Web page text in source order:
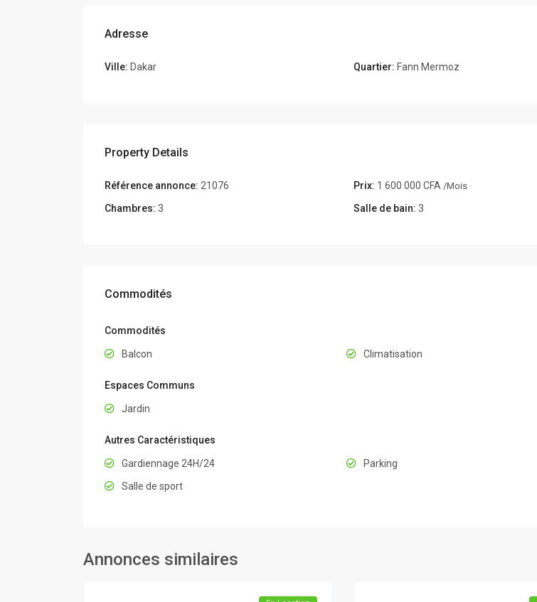
Adresse
Ville: Dakar Quartier: Fann Mermoz
Property Details
Référence annonce: 21076 Prix: 1 600 000 CFA /Mois
Chambres: 3 Salle de bain: 3
Commodités
Commodités
Balcon Climatisation
Espaces Communs
Jardin
Autres Caractéristiques
Gardiennage 24H/24 Parking
Salle de sport
Annonces similaires